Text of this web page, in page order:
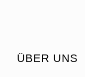
ÜBER UNS